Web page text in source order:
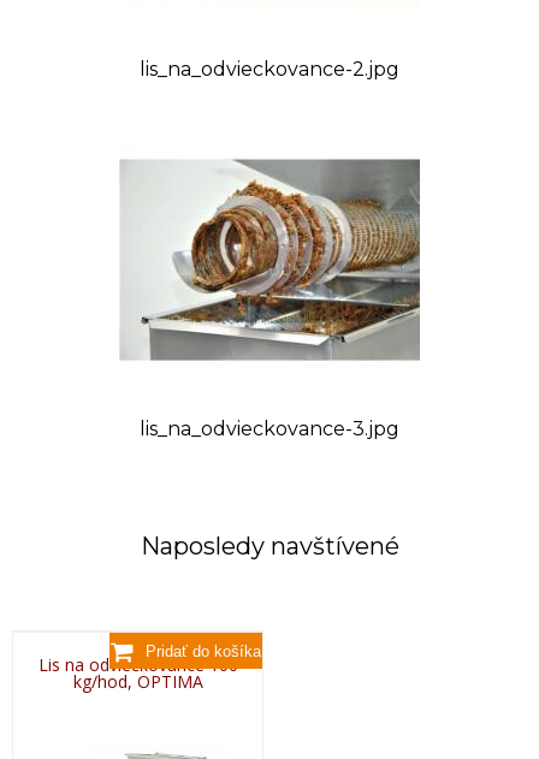
Tovar, ktorý nie je uvádzaný ako tovar skladom,
vieme zabezpečiť a dodať max. do 2 až 8
týždňov od zaplatenia predfaktúry. O presnom
termíne Vás budeme informovať.
lis_na_odvieckovance-2.jpg
lis_na_odvieckovance-3.jpg
Naposledy navštívené
Lis na odviečkovance 100
kg/hod, OPTIMA